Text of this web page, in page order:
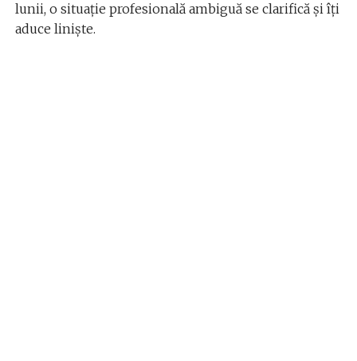
lunii, o situație profesională ambiguă se clarifică și îți
aduce liniște.